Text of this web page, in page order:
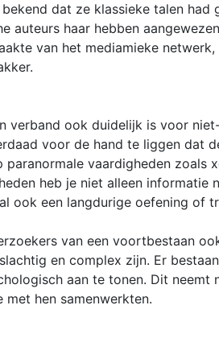
dat ze klassieke talen had
auteurs haar hebben
van het mediamieke
verband ook duidelijk is voor
voor de hand te liggen dat
vaardigheden zoals
heb je niet alleen informatie
ook een langdurige oefening of
van een voortbestaan
en complex zijn. Er
aan te tonen. Dit neemt
hen samenwerkten.